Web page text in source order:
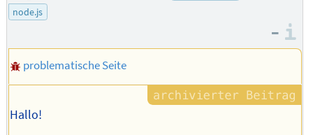
node.js
–
problematische Seite
Hallo!